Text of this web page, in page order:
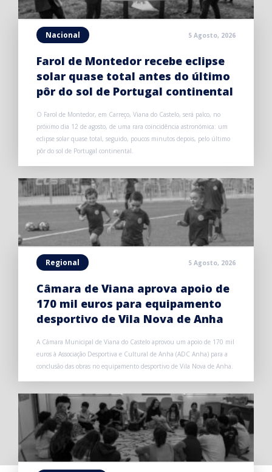
Nacional 5 Agosto, 2026
Farol de Montedor recebe eclipse
solar quase total antes do último
pôr do sol de Portugal continental
O Farol de Montedor, em Carreço, Viana do Castelo, será palco, no
próximo dia 12 de agosto, de uma rara coincidência astronómica: um
eclipse solar quase total, seguido, poucos minutos depois, pelo último
pôr do sol de Portugal continental.
Regional 5 Agosto, 2026
Câmara de Viana aprova apoio de
170 mil euros para equipamento
desportivo de Vila Nova de Anha
A Câmara Municipal de Viana do Castelo aprovou um apoio de 170 mil
euros à Associação Desportiva e Cultural de Anha (ADC Anha) para a
conclusão das obras no equipamento desportivo de Vila Nova de Anha.